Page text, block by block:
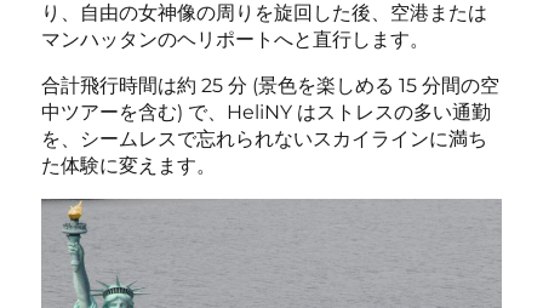
り、自由の女神像の周りを旋回した後、空港または
マンハッタンのヘリポートへと直行します。
合計飛行時間は約 25 分 (景色を楽しめる 15 分間の空
中ツアーを含む) で、HeliNY はストレスの多い通勤
を、シームレスで忘れられないスカイラインに満ち
た体験に変えます。